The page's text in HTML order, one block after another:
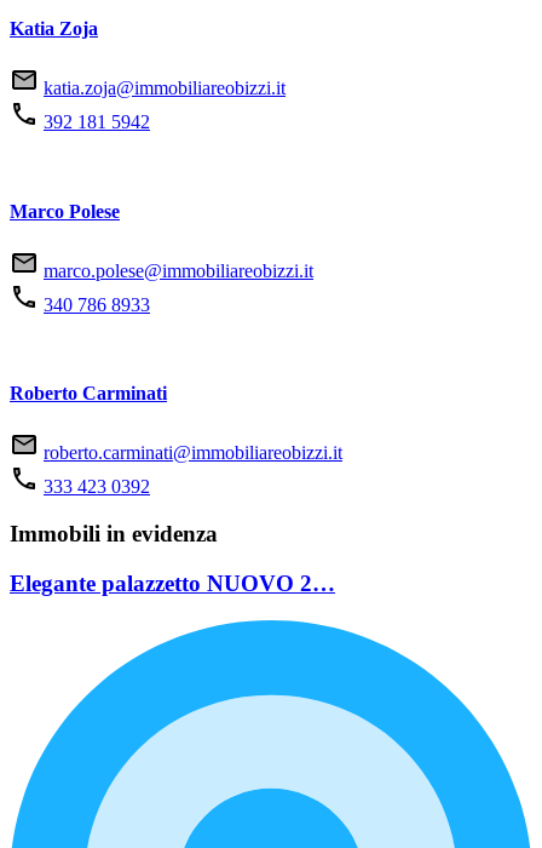
Katia Zoja
katia.zoja@immobiliareobizzi.it
392 181 5942
Marco Polese
marco.polese@immobiliareobizzi.it
340 786 8933
Roberto Carminati
roberto.carminati@immobiliareobizzi.it
333 423 0392
Immobili in evidenza
Elegante palazzetto NUOVO 2…